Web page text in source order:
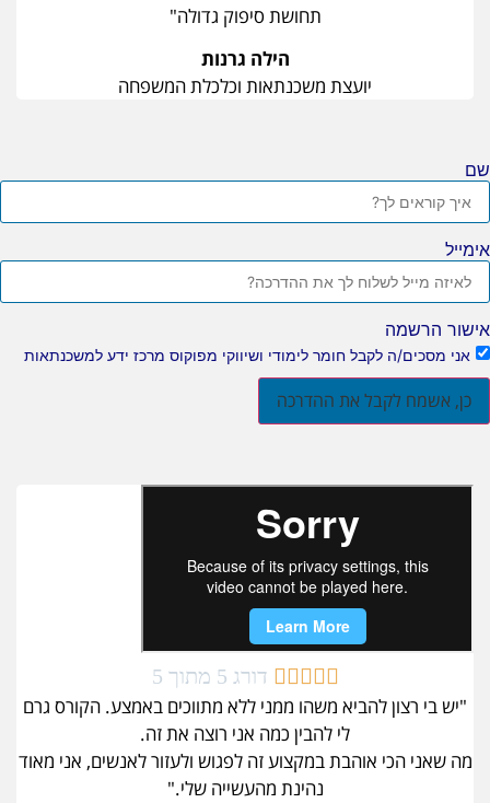
תחושת סיפוק גדולה"
הילה גרנות
יועצת משכנתאות וכלכלת המשפחה
הרשמה
אני מסכים/ה לקבל חומר לימודי ושיווקי מפוקוס מרכז ידע למשכנתאות
כן, אשמח לקבל את ההדרכה




 דורג 5 מתוך 5
"יש בי רצון להביא משהו ממני ללא מתווכים באמצע. הקורס גרם
לי להבין כמה אני רוצה את זה.
מה שאני הכי אוהבת במקצוע זה לפגוש ולעזור לאנשים, אני מאוד
נהינת מהעשייה שלי."